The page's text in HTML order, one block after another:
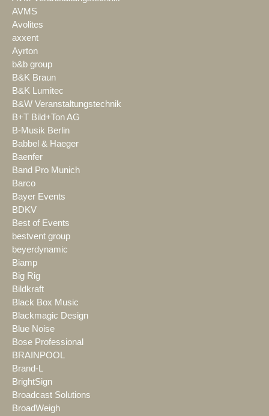
AVMS
Avolites
axxent
Ayrton
b&b group
B&K Braun
B&K Lumitec
B&W Veranstaltungstechnik
B+T Bild+Ton AG
B-Musik Berlin
Babbel & Haeger
Baenfer
Band Pro Munich
Barco
Bayer Events
BDKV
Best of Events
bestvent group
beyerdynamic
Biamp
Big Rig
Bildkraft
Black Box Music
Blackmagic Design
Blue Noise
Bose Professional
BRAINPOOL
Brand-L
BrightSign
Broadcast Solutions
BroadWeigh